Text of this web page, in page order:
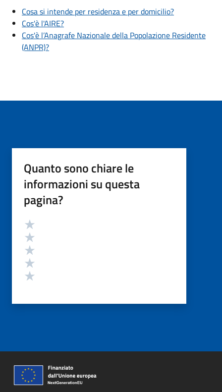
Cosa si intende per residenza e per domicilio?
Cos'è l'AIRE?
Cos'è l’Anagrafe Nazionale della Popolazione Residente
(ANPR)?
Quanto sono chiare le
informazioni su questa
pagina?
Valutazione